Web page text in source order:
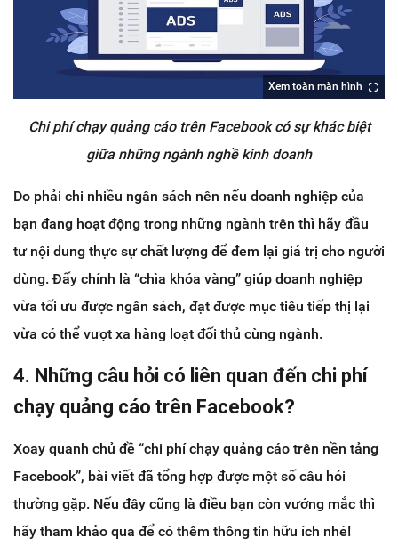
Xem toàn màn hình
Chi phí chạy quảng cáo trên Facebook có sự khác biệt
giữa những ngành nghề kinh doanh
Do phải chi nhiều ngân sách nên nếu doanh nghiệp của
bạn đang hoạt động trong những ngành trên thì hãy đầu
tư nội dung thực sự chất lượng để đem lại giá trị cho người
dùng. Đấy chính là “chìa khóa vàng” giúp doanh nghiệp
vừa tối ưu được ngân sách, đạt được mục tiêu tiếp thị lại
vừa có thể vượt xa hàng loạt đối thủ cùng ngành.
4. Những câu hỏi có liên quan đến chi phí
chạy quảng cáo trên Facebook?
Xoay quanh chủ đề “chi phí chạy quảng cáo trên nền tảng
Facebook”, bài viết đã tổng hợp được một số câu hỏi
thường gặp. Nếu đây cũng là điều bạn còn vướng mắc thì
hãy tham khảo qua để có thêm thông tin hữu ích nhé!